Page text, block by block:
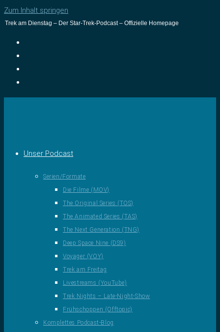
Zum Inhalt springen
Trek am Dienstag – Der Star-Trek-Podcast – Offizielle Homepage
Unser Podcast
Serien/Formate
Die Filme (MOV)
The Original Series (TOS)
The Animated Series (TAS)
The Next Generation (TNG)
Deep Space Nine (DS9)
Voyager (VOY)
Trek am Freitag
Livestreams (YouTube)
Trek Nights – Late-Night-Show
Frühschoppen (Offtopic)
Komplettes Podcast-Blog